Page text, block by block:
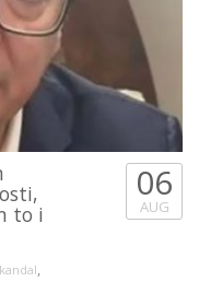
to i
,
06
AUG